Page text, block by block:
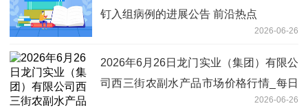
钉入组病例的进展公告 前沿热点
2026-06-26
2026年6月26日龙门实业（集团）有限公
司西三街农副水产品市场价格行情_每日
2026-06-26